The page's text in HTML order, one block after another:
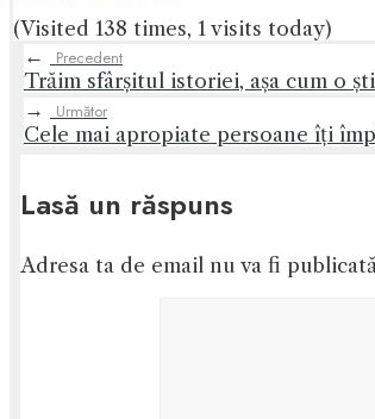
(Visited 138 times, 1 visits today)
←
Precedent
Trăim sfârșitul istoriei, așa cum o
→
Următor
Cele mai apropiate persoane îți
Lasă un răspuns
Adresa ta de email nu va fi